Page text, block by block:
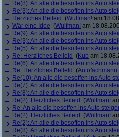
Re(8): An alle die besoffen ins Auto
Re(3): An alle die besoffen ins Auto
Herzliches Beileid (Wulfman! am
Wär eine Idee (Wulfman! am
Re(9): An alle die besoffen ins Auto
Re(3): An alle die besoffen ins Auto
Re(5): An alle die besoffen ins Auto
Re: Herzliches Beileid (Kub am
Re(6): An alle die besoffen ins Auto
Re: Herzliches Beileid (Autofachmann
Re(10): An alle die besoffen ins Auto
Re(7): An alle die besoffen ins Auto
Re(8): An alle die besoffen ins Auto
Re(2): Herzliches Beileid (Wulfman!
Re: An alle die besoffen ins Auto
Re(2): Herzliches Beileid (Wulfman!
Re(2): An alle die besoffen ins Auto
Re(8): An alle die besoffen ins Auto